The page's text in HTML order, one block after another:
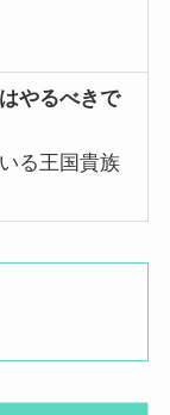
やるべきで
る王国貴族